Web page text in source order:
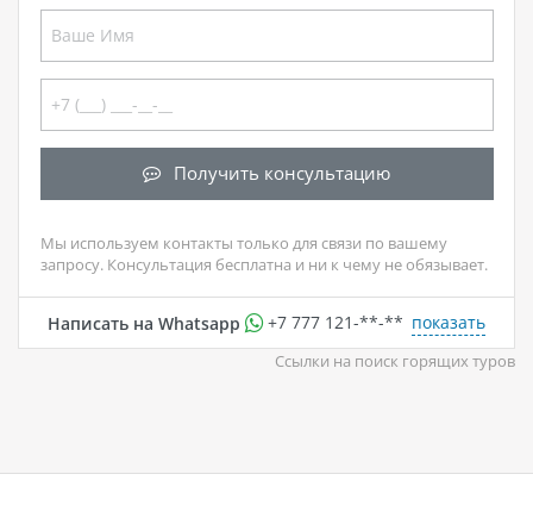
Получить консультацию
Мы используем контакты только для связи по вашему
запросу. Консультация бесплатна и ни к чему не обязывает.
Написать на Whatsapp +7 777 121-**-** показать
Ссылки на поиск горящих туров